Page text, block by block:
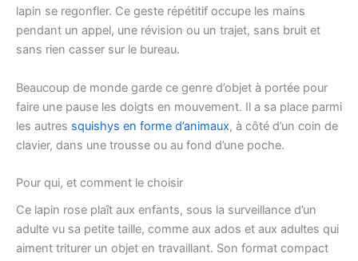
lapin se regonfler. Ce geste répétitif occupe les mains
pendant un appel, une révision ou un trajet, sans bruit et
sans rien casser sur le bureau.
Beaucoup de monde garde ce genre d’objet à portée pour
faire une pause les doigts en mouvement. Il a sa place parmi
les autres squishys en forme d’animaux, à côté d’un coin de
clavier, dans une trousse ou au fond d’une poche.
Pour qui, et comment le choisir
Ce lapin rose plaît aux enfants, sous la surveillance d’un
adulte vu sa petite taille, comme aux ados et aux adultes qui
aiment triturer un objet en travaillant. Son format compact